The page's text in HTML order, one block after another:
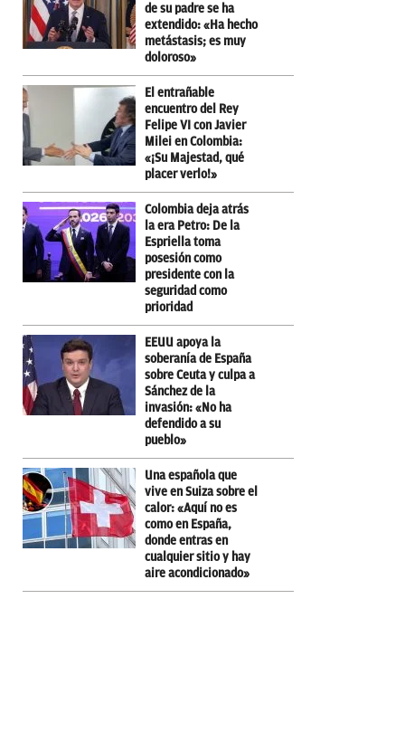
de su padre se ha
extendido: «Ha hecho
metástasis; es muy
doloroso»
El entrañable
encuentro del Rey
Felipe VI con Javier
Milei en Colombia:
«¡Su Majestad, qué
placer verlo!»
Colombia deja atrás
la era Petro: De la
Espriella toma
posesión como
presidente con la
seguridad como
prioridad
EEUU apoya la
soberanía de España
sobre Ceuta y culpa a
Sánchez de la
invasión: «No ha
defendido a su
pueblo»
Una española que
vive en Suiza sobre el
calor: «Aquí no es
como en España,
donde entras en
cualquier sitio y hay
aire acondicionado»